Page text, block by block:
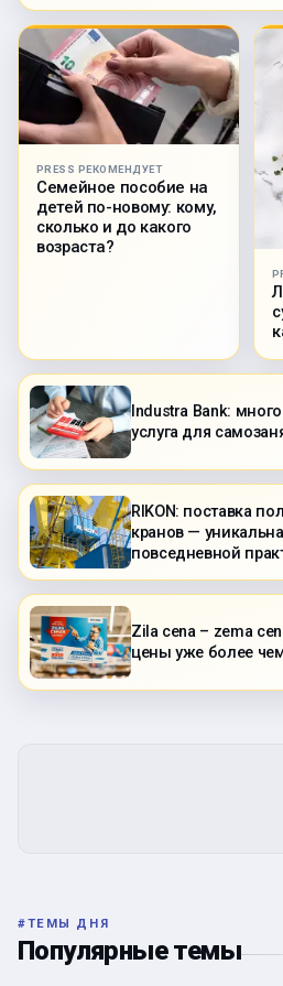
PRESS РЕКОМЕНДУЕТ
Семейное пособие на
детей по-новому: кому,
сколько и до какого
возраста?
Industra Bank:
услуга для
RIKON: поставка
кранов —
повседневной
Zila cena – zema
цены уже более
#ТЕМЫ ДНЯ
Популярные темы